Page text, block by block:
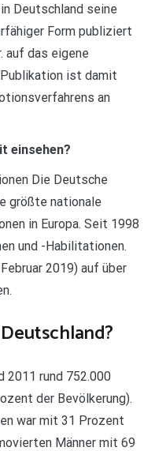
Deutschland seine
Form publiziert
auf das eigene
ist damit
an
einsehen?
Die Deutsche
größte nationale
in Europa. Seit 1998
und -Habilitationen.
2019) auf über
2011 rund 752.000
der Bevölkerung).
war mit 31 Prozent
Männer mit 69